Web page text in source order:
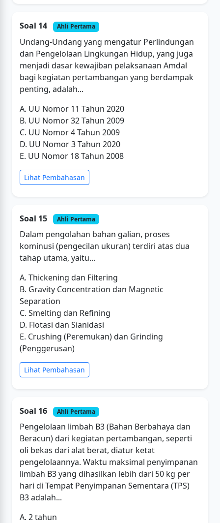
Soal 14 Ahli Pertama
Undang-Undang yang mengatur Perlindungan
dan Pengelolaan Lingkungan Hidup, yang juga
menjadi dasar kewajiban pelaksanaan Amdal
bagi kegiatan pertambangan yang berdampak
penting, adalah...
A. UU Nomor 11 Tahun 2020
B. UU Nomor 32 Tahun 2009
C. UU Nomor 4 Tahun 2009
D. UU Nomor 3 Tahun 2020
E. UU Nomor 18 Tahun 2008
Lihat Pembahasan
Soal 15 Ahli Pertama
Dalam pengolahan bahan galian, proses
kominusi (pengecilan ukuran) terdiri atas dua
tahap utama, yaitu...
A. Thickening dan Filtering
B. Gravity Concentration dan Magnetic
Separation
C. Smelting dan Refining
D. Flotasi dan Sianidasi
E. Crushing (Peremukan) dan Grinding
(Penggerusan)
Lihat Pembahasan
Soal 16 Ahli Pertama
Pengelolaan limbah B3 (Bahan Berbahaya dan
Beracun) dari kegiatan pertambangan, seperti
oli bekas dari alat berat, diatur ketat
pengelolaannya. Waktu maksimal penyimpanan
limbah B3 yang dihasilkan lebih dari 50 kg per
hari di Tempat Penyimpanan Sementara (TPS)
B3 adalah...
A. 2 tahun